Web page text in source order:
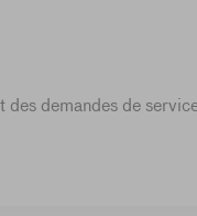
demandes de